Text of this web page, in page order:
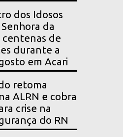
dos Idosos
da
centenas de
durante a
em Acari
retoma
ALRN e cobra
crise na
do RN